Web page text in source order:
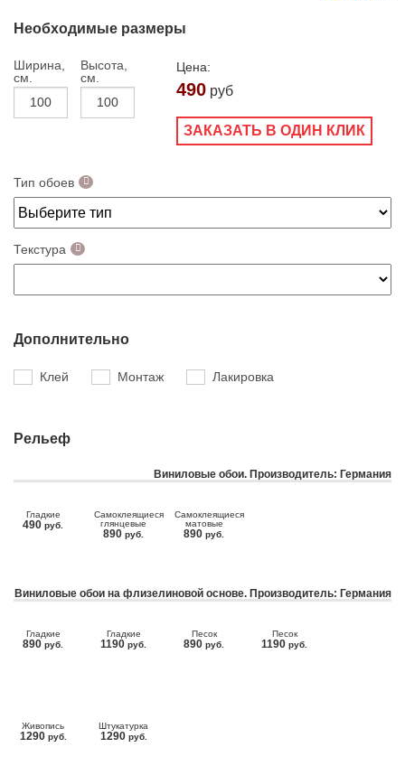
Необходимые размеры
Ширина,
см.
Высота,
см.
Цена:
490 руб
ЗАКАЗАТЬ В ОДИН КЛИК
Тип обоев
Текстура
Дополнительно
Клей Монтаж Лакировка
Рельеф
Виниловые обои. Производитель: Германия
Гладкие
490 руб.
Самоклеящиеся
глянцевые
890 руб.
Самоклеящиеся
матовые
890 руб.
Виниловые обои на флизелиновой основе. Производитель: Германия
Гладкие
890 руб.
Гладкие
1190 руб.
Песок
890 руб.
Песок
1190 руб.
Живопись
1290 руб.
Штукатурка
1290 руб.